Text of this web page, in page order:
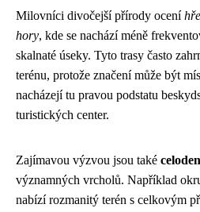
Milovníci divočejší přírody ocení
hory, kde se nachází méně
skalnaté úseky. Tyto trasy často
terénu, protože značení může být
nacházejí tu pravou podstatu
turistických center.
Zajímavou výzvou jsou také
významných vrcholů. Například
nabízí rozmanitý terén s celkovým